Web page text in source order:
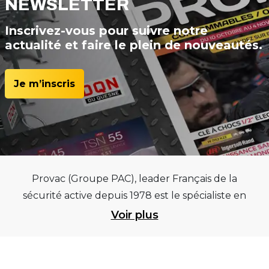
NEWSLETTER
Inscrivez-vous pour suivre notre
actualité et faire le plein de nouveautés.
Je m’inscris
Provac (Groupe PAC), leader Français de la
sécurité active depuis 1978 est le spécialiste en
équipements pour garages et centres
Voir plus